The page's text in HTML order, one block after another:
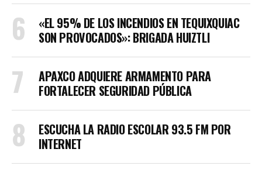
«EL 95% DE LOS INCENDIOS EN TEQUIXQUIAC
SON PROVOCADOS»: BRIGADA HUIZTLI
APAXCO ADQUIERE ARMAMENTO PARA
FORTALECER SEGURIDAD PÚBLICA
ESCUCHA LA RADIO ESCOLAR 93.5 FM POR
INTERNET